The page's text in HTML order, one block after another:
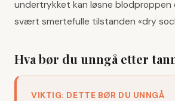
undertrykket kan løsne blodproppen
svært smertefulle tilstanden «dry
Hva bør du unngå etter
VIKTIG: DETTE BØR DU UNNGÅ